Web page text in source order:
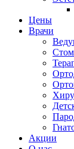
Цены
Врачи
Акции